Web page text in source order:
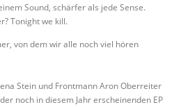
Sound, schärfer als jede Sense.
Tonight we kill.
von dem wir alle noch viel hören
Stein und Frontmann Aron Oberreiter
noch in diesem Jahr erscheinenden EP